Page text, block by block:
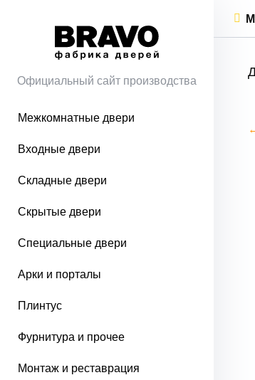
Официальный сайт производства
Межкомнатные двери
Входные двери
Складные двери
Скрытые двери
Специальные двери
Арки и порталы
Плинтус
Фурнитура и прочее
Монтаж и реставрация